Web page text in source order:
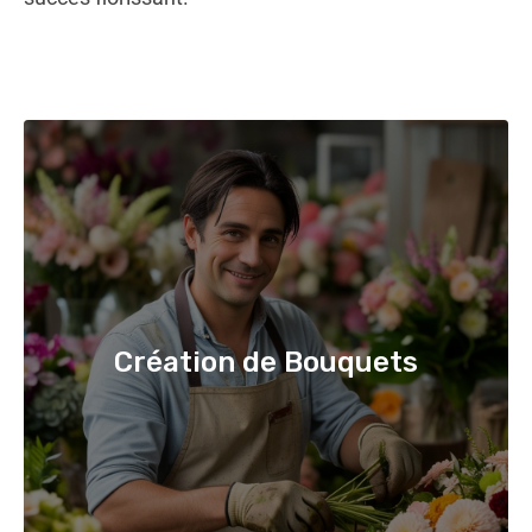
Création de Bouquets